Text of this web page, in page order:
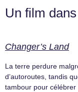
Un film
Changer’s Land
La terre perdure
d’autoroutes, tandis
tambour pour célébrer